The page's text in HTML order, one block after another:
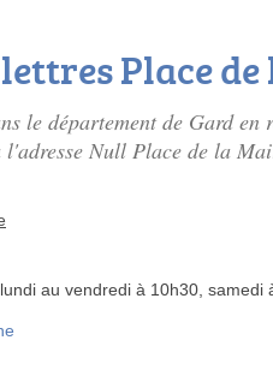
Place
le département de Gard
l'adresse Null Place de la
lundi au vendredi à 10h30, samedi